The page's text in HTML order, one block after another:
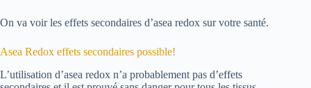
On va voir les effets secondaires d’asea redox sur votre santé.
Asea Redox effets secondaires possible!
L’utilisation d’asea redox n’a probablement pas d’effets